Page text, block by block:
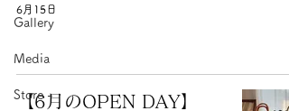
Gallery
Media
Store -
6月15日
【6月のOPEN DAY】